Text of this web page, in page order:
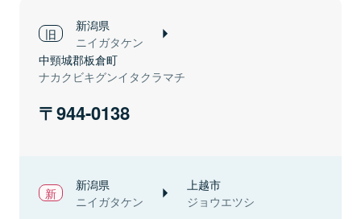
新潟県
ニイガタケン
中頸城郡板倉町
ナカクビキグンイタクラマチ
944-0138
新潟県
ニイガタケン
上越市
ジョウエツシ